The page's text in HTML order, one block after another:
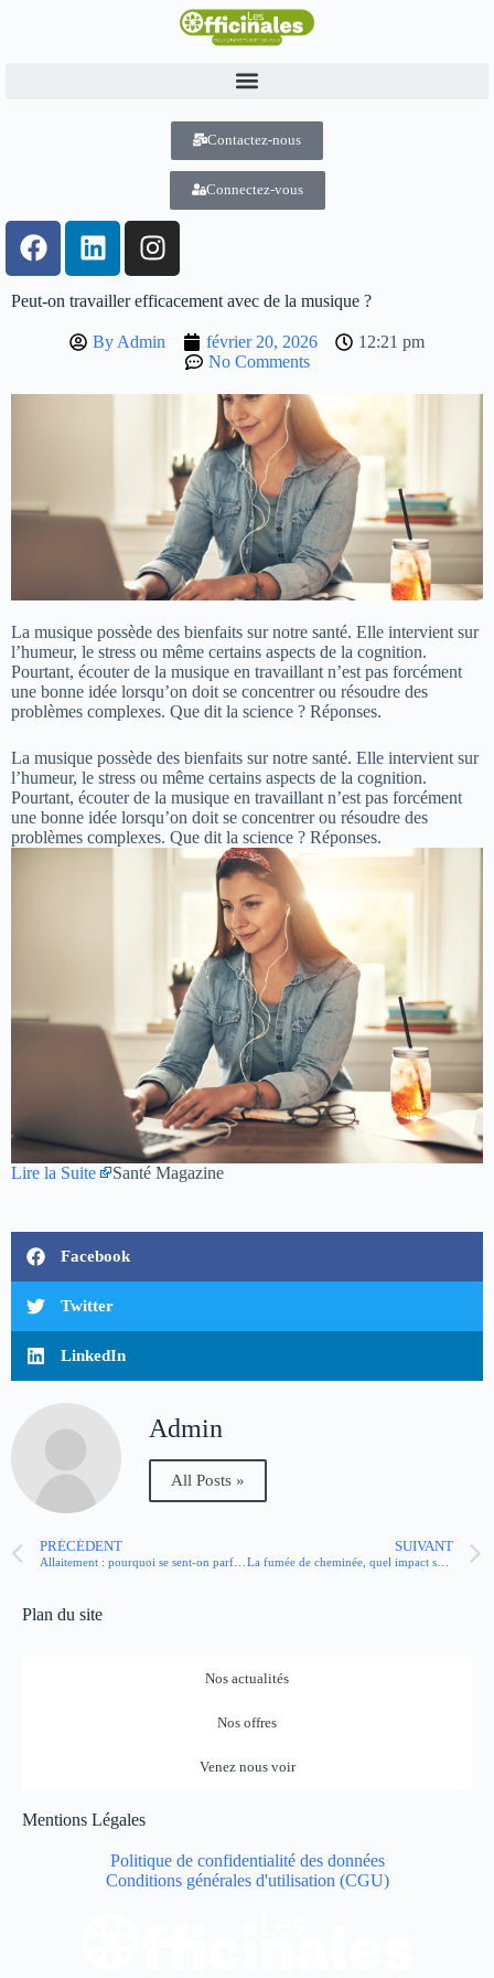
Contactez-nous
Connectez-vous
Peut-on travailler efficacement avec de la musique ?
By Admin février 20, 2026
12:21 pm
No Comments
La musique possède des bienfaits sur notre santé. Elle intervient sur
l’humeur, le stress ou même certains aspects de la cognition.
Pourtant, écouter de la musique en travaillant n’est pas forcément
une bonne idée lorsqu’on doit se concentrer ou résoudre des
problèmes complexes. Que dit la science ? Réponses.
La musique possède des bienfaits sur notre santé. Elle intervient sur
l’humeur, le stress ou même certains aspects de la cognition.
Pourtant, écouter de la musique en travaillant n’est pas forcément
une bonne idée lorsqu’on doit se concentrer ou résoudre des
problèmes complexes. Que dit la science ? Réponses.
Lire la Suite Santé Magazine
Facebook
Twitter
LinkedIn
Admin
All Posts »
PRÉCÉDENT
Allaitement : pourquoi se sent-on parfois si fatiguée ?
SUIVANT
La fumée de cheminée, quel impact sur la santé ?
Plan du site
Nos actualités
Nos offres
Venez nous voir
Mentions Légales
Politique de confidentialité des données
Conditions générales d'utilisation (CGU)